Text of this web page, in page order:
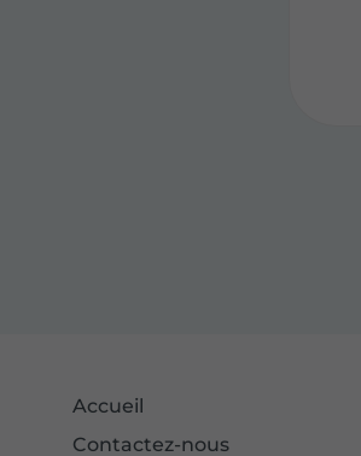
Accueil
Contactez-nous